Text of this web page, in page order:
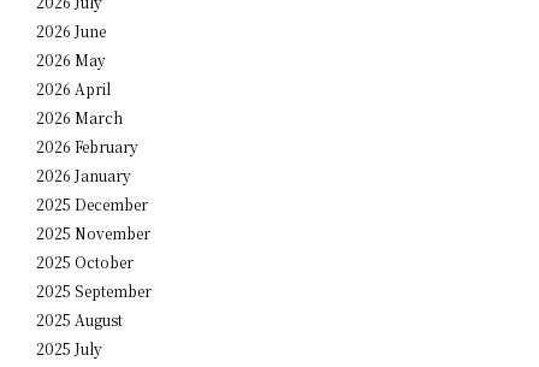
2026 June
2026 May
2026 April
2026 March
2026 February
2026 January
2025 December
2025 November
2025 October
2025 September
2025 August
2025 July